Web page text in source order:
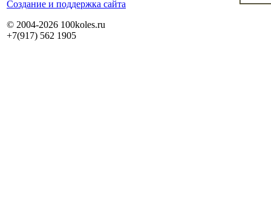
Cоздание и поддержка сайта
© 2004-2026 100koles.ru
+7(917) 562 1905